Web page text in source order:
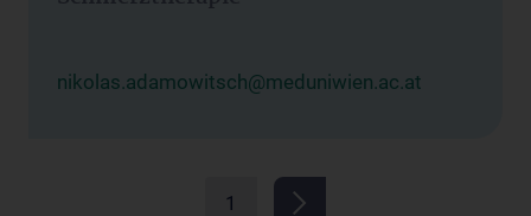
nikolas.adamowitsch@meduniwien.ac.at
1